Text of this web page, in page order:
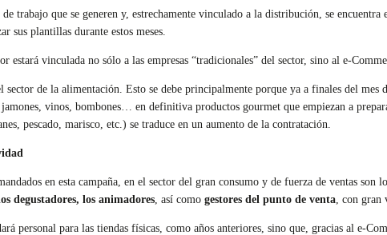
trabajo que se generen y, estrechamente vinculado a la distribución, se
sus plantillas durante estos meses.
estará vinculada no sólo a las empresas “tradicionales” del sector, sino al e-
sector de la alimentación. Esto se debe principalmente porque ya a finales del mes
vinos, bombones… en definitiva productos gourmet que empiezan a
pescado, marisco, etc.) se traduce en un aumento de la contratación.
en esta campaña, en el sector del gran consumo y de fuerza de ventas son
degustadores, los animadores , así como gestores del punto de venta , con
personal para las tiendas físicas, como años anteriores, sino que, gracias al e-